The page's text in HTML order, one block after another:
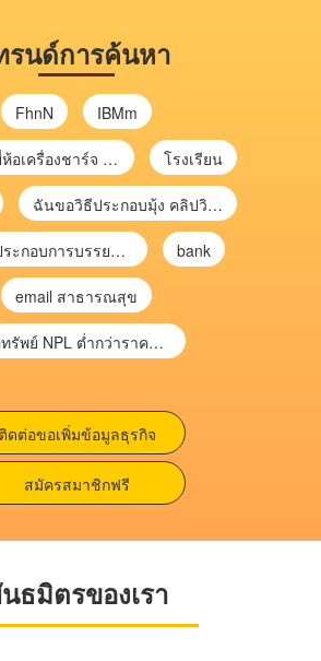
รนด์การค้นหา
FhnN IBMm
-or-1304 ยี่ห้อเครื่องชาร์จ chargecore โรงเรียน
ฉันขอวิธีประกอบมุ้ง คลิปวิดีโอ การประกอบมุ้ง
เอกสารประกอบการบรรยาย การประเมินความเสี่ยงเพื่อวางแผนการตรวจสอบ \ bank
email สาธารณสุข
ซื้อทรัพย์ NPL ต่ำกว่าราคาตลาด 30-70% แบบไม่ต้องไปประมูล”
ติดต่อขอเพิ่มข้อมูลธุรกิจ
สมัครสมาชิกฟรี
ธมิตรของเรา